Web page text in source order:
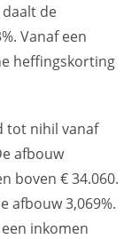
de
Vanaf een
heffingskorting
tot nihil vanaf
afbouw
boven € 34.060.
afbouw 3,069%.
inkomen